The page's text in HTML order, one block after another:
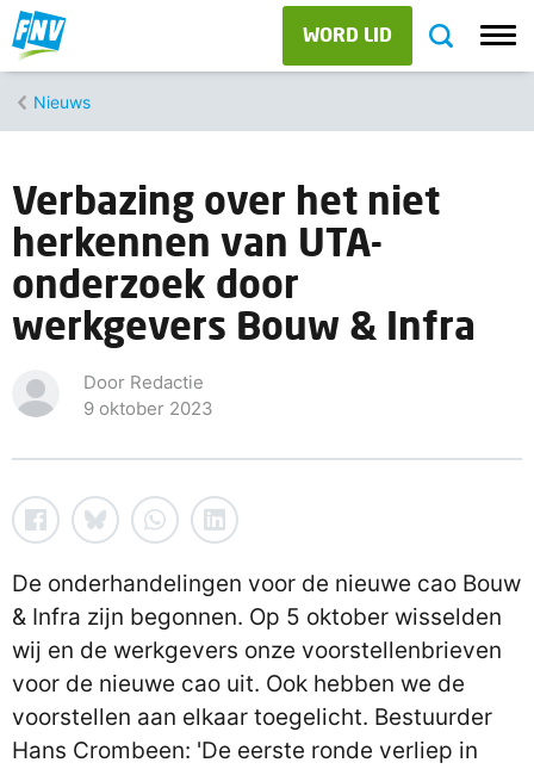
WORD LID
Nieuws
Verbazing over het niet
herkennen van UTA-
onderzoek door
werkgevers Bouw & Infra
Door Redactie
9 oktober 2023
De onderhandelingen voor de nieuwe cao Bouw
& Infra zijn begonnen. Op 5 oktober wisselden
wij en de werkgevers onze voorstellenbrieven
voor de nieuwe cao uit. Ook hebben we de
voorstellen aan elkaar toegelicht. Bestuurder
Hans Crombeen: 'De eerste ronde verliep in